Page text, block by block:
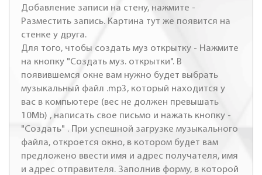
Добавление записи на стену, нажмите -
Разместить запись. Картина тут же появится на
стенке у друга.
Для того, чтобы создать муз открытку - Нажмите
на кнопку "Создать муз. открытки". В
появившемся окне вам нужно будет выбрать
музыкальный файл .mp3, который находится у
вас в компьютере (вес не должен превышать
10Mb) , написать свое письмо и нажать кнопку -
"Создать" . При успешной загрузке музыкального
файла, откроется окно, в котором будет вам
предложено ввести имя и адрес получателя, имя
и адрес отправителя. Заполнив форму, в которой